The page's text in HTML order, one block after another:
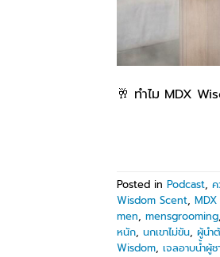
🥂 ทำไม MDX
Posted in Podcast,
Wisdom Scent,
men, mensgrooming,
หนัก, นกเขาไม่ขัน, ผู้นำ
Wisdom, เจลอาบน้ำผู้ช